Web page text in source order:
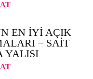
EN IYI AÇIK
– SAIT
YALISI